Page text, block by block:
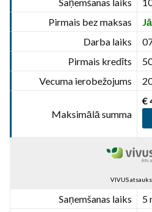
Pirmais bez maksas
Jā
Darba laiks
Pirmais kredīts
Vecuma ierobežojums
Maksimālā summa
€
VIVUS
Saņemšanas laiks
5